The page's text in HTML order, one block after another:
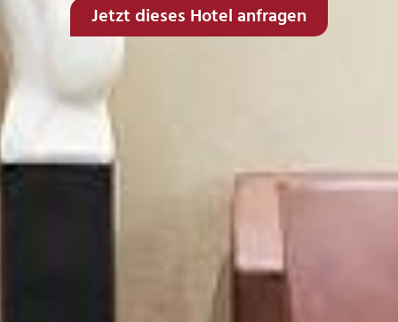
Jetzt dieses Hotel anfragen